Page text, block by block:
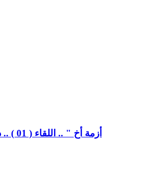
" أزمة أخ " .. اللقاء ( 01 ) .. د . حازم شومان